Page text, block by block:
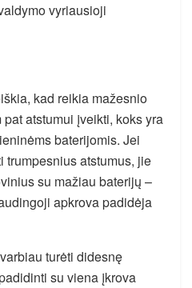
vyriausioji
kad reikia mažesnio
atstumui įveikti, koks yra
baterijomis. Jei
trumpesnius atstumus, jie
su mažiau baterijų –
apkrova padidėja
turėti didesnę
su viena įkrova